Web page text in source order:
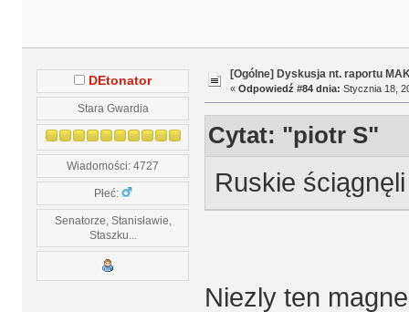
DEtonator
Stara Gwardia
Wiadomości: 4727
Płeć:
Senatorze, Stanisławie,
Staszku...
[Ogólne] Dyskusja nt. raportu
« Odpowiedź #84 dnia: Stycznia 18,
Cytat: "piotr S"
Ruskie
Niezly ten